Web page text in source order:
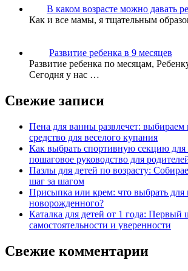
В каком возрасте можно давать
Как и все мамы, я тщательным
Развитие ребенка в 9 месяцев
Развитие ребенка по месяцам,
Сегодня у нас …
Свежие записи
Пена для ванны развлечет: выбираем
средство для веселого купания
Как выбрать спортивную секцию для
пошаговое руководство для
Пазлы для детей по возрасту:
шаг за шагом
Присыпка или крем: что выбрать
новорожденного?
Каталка для детей от 1 года: Первый
самостоятельности и уверенности
Свежие комментарии